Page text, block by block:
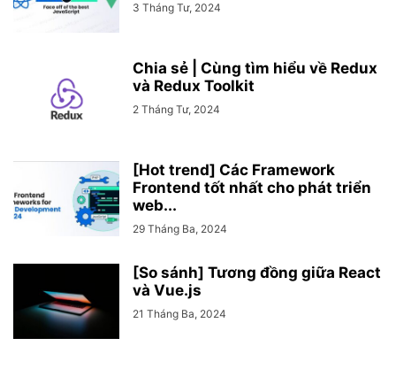
3 Tháng Tư, 2024
Chia sẻ | Cùng tìm hiểu về Redux
và Redux Toolkit
2 Tháng Tư, 2024
[Hot trend] Các Framework
Frontend tốt nhất cho phát triển
web...
29 Tháng Ba, 2024
[So sánh] Tương đồng giữa React
và Vue.js
21 Tháng Ba, 2024